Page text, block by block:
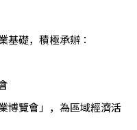
基礎，積極承辦：
博覽會」，為區域經濟活